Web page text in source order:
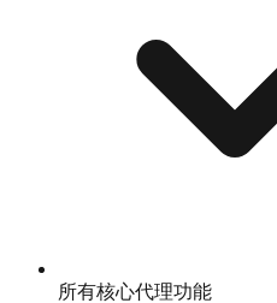
所有核心代理功能